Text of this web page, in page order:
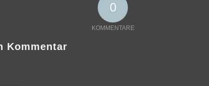
0
KOMMENTARE
Kommentar